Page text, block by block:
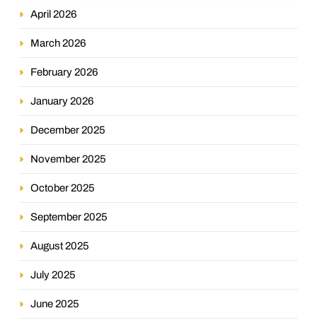
April 2026
March 2026
February 2026
January 2026
December 2025
November 2025
October 2025
September 2025
August 2025
July 2025
June 2025